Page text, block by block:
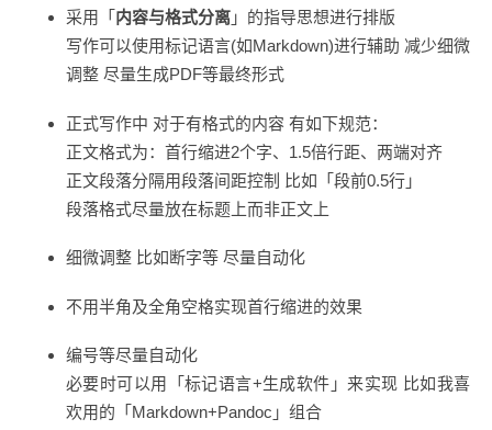
采用「 内容与格式分离 」的指导思想进行排版
写作可以使用标记语言(如Markdown)进行辅助 减少细微
调整 尽量生成PDF等最终形式
正式写作中 对于有格式的内容 有如下规范：
正文格式为：首行缩进2个字、1.5倍行距、两端对齐
正文段落分隔用段落间距控制 比如「段前0.5行」
段落格式尽量放在标题上而非正文上
细微调整 比如断字等 尽量自动化
不用半角及全角空格实现首行缩进的效果
编号等尽量自动化
必要时可以用「标记语言+生成软件」来实现 比如我喜
欢用的「Markdown+Pandoc」组合